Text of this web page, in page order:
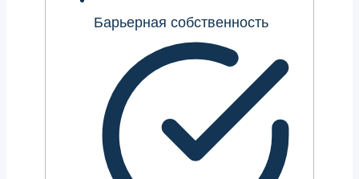
Барьерная собственность